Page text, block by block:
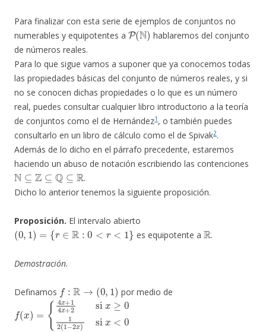
Para finalizar con esta serie de ejemplos de conjuntos no
numerables y equipotentes a
P(N)
hablaremos del conjunto
de números reales.
Para lo que sigue vamos a suponer que ya conocemos todas
las propiedades básicas del conjunto de números reales, y si
no se conocen dichas propiedades o lo que es un número
real, puedes consultar cualquier libro introductorio a la teoría
de conjuntos como el de Hernández1 , o también puedes
consultarlo en un libro de cálculo como el de Spivak2.
Además de lo dicho en el párrafo precedente, estaremos
haciendo un abuso de notación escribiendo las contenciones
N⊆Z⊆Q ⊆R
.
Dicho lo anterior tenemos la siguiente proposición.
Proposición. El intervalo abierto
(0,1)={r∈R: 0<r<1 }
es equipotente a
R
.
Demostración.
Definamos
: → )
por medio de
(x =
{4 + x +2six 12(1 −2x